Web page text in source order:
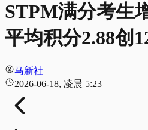
STPM满分考生
平均积分2.88创
马新社
2026-06-18, 凌晨 5:23